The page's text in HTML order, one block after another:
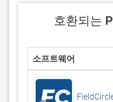
호환되는
소프트웨어